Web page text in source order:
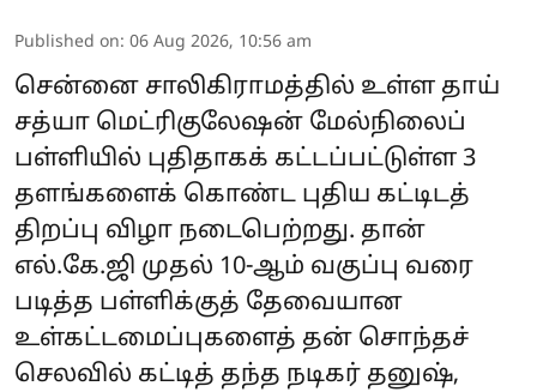
Published on: 06 Aug 2026, 10:56 am
சென்னை சாலிகிராமத்தில் உள்ள தாய்
சத்யா மெட்ரிகுலேஷன் மேல்நிலைப்
பள்ளியில் புதிதாகக் கட்டப்பட்டுள்ள 3
தளங்களைக் கொண்ட புதிய கட்டிடத்
திறப்பு விழா நடைபெற்றது. தான்
எல்.கே.ஜி முதல் 10-ஆம் வகுப்பு வரை
படித்த பள்ளிக்குத் தேவையான
உள்கட்டமைப்புகளைத் தன் சொந்தச்
செலவில் கட்டித் தந்த நடிகர் தனுஷ்,